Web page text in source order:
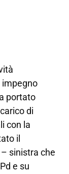
impegno
portato
di
con la
il
sinistra che
e su